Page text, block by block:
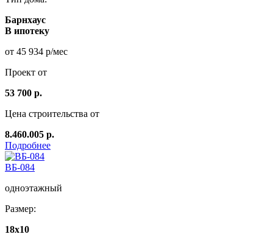
Барнхаус
В ипотеку
от 45 934 р/мес
Проект от
53 700 р.
Цена строительства от
8.460.005 р.
Подробнее
ВБ-084
одноэтажный
Размер:
18x10